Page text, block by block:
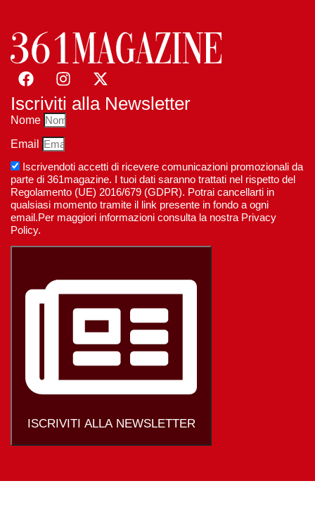
Iscriviti alla Newsletter
Nome
Email
Iscrivendoti accetti di ricevere comunicazioni promozionali da
parte di 361magazine. I tuoi dati saranno trattati nel rispetto del
Regolamento (UE) 2016/679 (GDPR). Potrai cancellarti in
qualsiasi momento tramite il link presente in fondo a ogni
email.Per maggiori informazioni consulta la nostra Privacy
Policy.
ISCRIVITI ALLA NEWSLETTER